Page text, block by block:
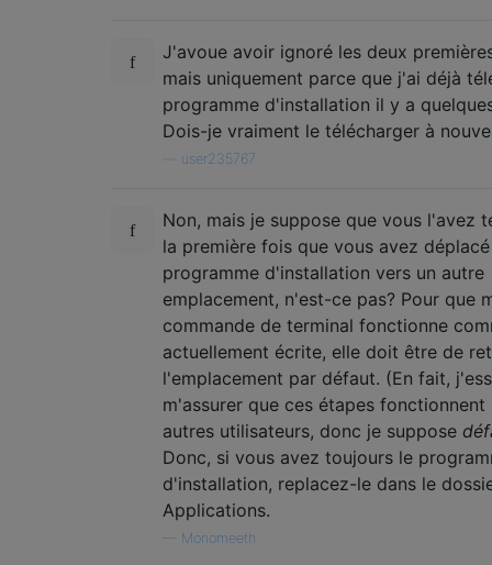
J'avoue avoir ignoré les deux
mais uniquement parce que j'ai déjà
programme d'installation il y a
Dois-je vraiment le télécharger à
user235767
Non, mais je suppose que vous l'avez
la première fois que vous avez
programme d'installation vers un autre
emplacement, n'est-ce pas? Pour que
commande de terminal fonctionne
actuellement écrite, elle doit être de
l'emplacement par défaut. (En fait,
m'assurer que ces étapes fonctionnent
autres utilisateurs, donc je suppose
Donc, si vous avez toujours le
d'installation, replacez-le dans le
Applications.
Monomeeth